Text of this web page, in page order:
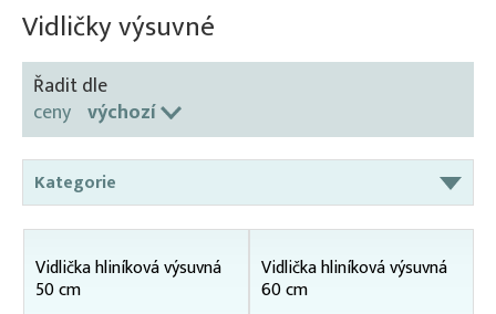
E-shop
O firmě
Kontakt
Vidličky výsuvné
Řadit dle
ceny výchozí
Kategorie
Karpsaky
Odchytové pasti
Vidlička hliníková výsuvná
50 cm
Vidlička hliníková výsuvná
60 cm